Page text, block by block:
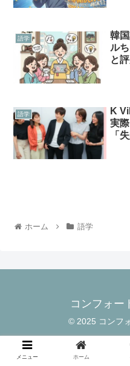
語学
韓
ル
と
語学
K
実
「
ホーム 語学
コンフォー
© 2025 コンフ
メニュー ホーム